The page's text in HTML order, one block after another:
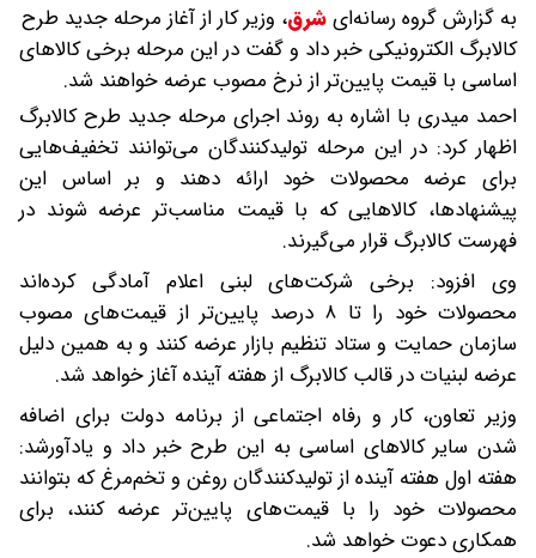
به گزارش گروه رسانه‌ایشرق، وزیر کار از آغاز مرحله جدید طرح
کالابرگ الکترونیکی خبر داد و گفت در این مرحله برخی کالاهای
اساسی با قیمت پایین‌تر از نرخ‌ مصوب عرضه خواهند شد.
احمد میدری با اشاره به روند اجرای مرحله جدید طرح کالابرگ
اظهار کرد: در این مرحله تولیدکنندگان می‌توانند تخفیف‌هایی
برای عرضه محصولات خود ارائه دهند و بر اساس این
پیشنهادها، کالاهایی که با قیمت مناسب‌تر عرضه شوند در
فهرست کالابرگ قرار می‌گیرند.
وی افزود: برخی شرکت‌های لبنی اعلام آمادگی کرده‌اند
محصولات خود را تا ۸ درصد پایین‌تر از قیمت‌های مصوب
سازمان حمایت و ستاد تنظیم بازار عرضه کنند و به همین دلیل
عرضه لبنیات در قالب کالابرگ از هفته آینده آغاز خواهد شد.
وزیر تعاون، کار و رفاه اجتماعی از برنامه دولت برای اضافه
شدن سایر کالاهای اساسی به این طرح خبر داد و یادآورشد:
هفته اول هفته آینده از تولیدکنندگان روغن و تخم‌مرغ که بتوانند
محصولات خود را با قیمت‌های پایین‌تر عرضه کنند، برای
همکاری دعوت خواهد شد.